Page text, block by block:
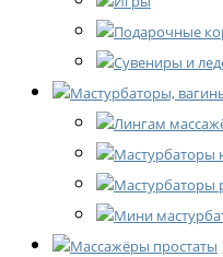
Подарочные
Сувениры и
Мастурбаторы,
Лингам
Мастурбаторы
Мастурбаторы
Мини
Массажёры простаты